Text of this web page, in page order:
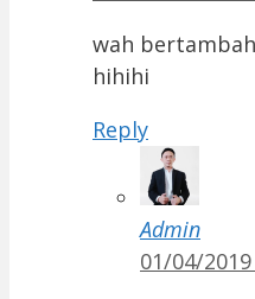
wah
hihihi
Reply
Admin
01/04/